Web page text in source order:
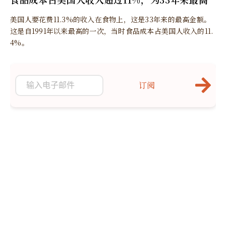
美国人要花费11.3%的收入在食物上，这是33年来的最高金额。
这是自1991年以来最高的一次，当时食品成本占美国人收入的11.
4%。
订阅